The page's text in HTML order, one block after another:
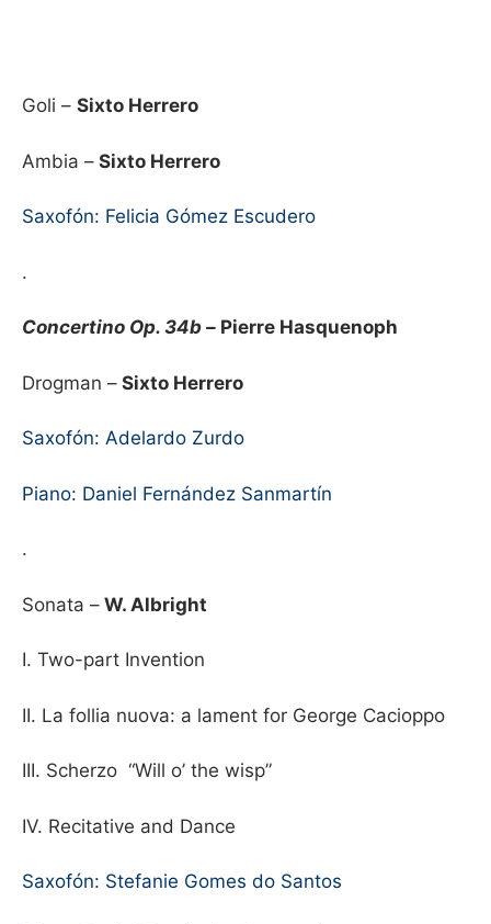
Goli – Sixto Herrero
Ambia – Sixto Herrero
Saxofón: Felicia Gómez Escudero
.
Concertino Op. 34b – Pierre Hasquenoph
Drogman – Sixto Herrero
Saxofón: Adelardo Zurdo
Piano: Daniel Fernández Sanmartín
.
Sonata – W. Albright
I. Two-part Invention
II. La follia nuova: a lament for George Cacioppo
III. Scherzo “Will o’ the wisp”
IV. Recitative and Dance
Saxofón: Stefanie Gomes do Santos